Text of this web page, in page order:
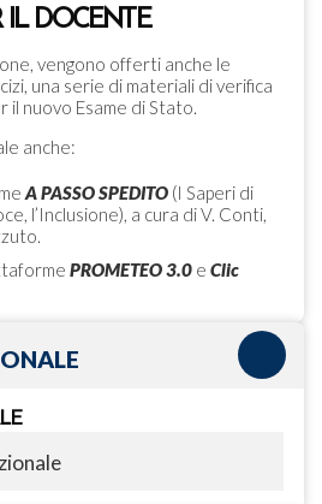
IL DOCENTE
vengono offerti anche le
una serie di materiali di verifica
il nuovo Esame di Stato.
anche:
A PASSO SPEDITO (I Saperi di
l’Inclusione), a cura di V. Conti,
PROMETEO 3.0 e Clic